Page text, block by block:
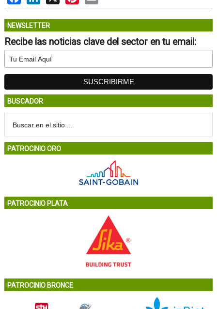
NEWSLETTER
Recibe las noticias clave del sector en tu email:
BUSCADOR
PATROCINIO ORO
PATROCINIO PLATA
PATROCINIO BRONCE